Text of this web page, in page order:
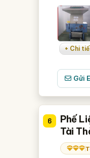
+ Chi
Gửi
6
Phế
Tài